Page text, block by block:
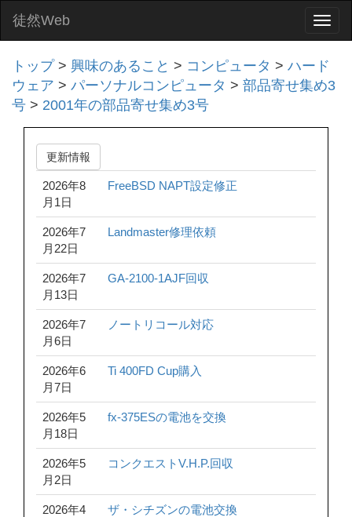
徒然Web
トップ> 興味のあること > コンピュータ > ハード
ウェア > パーソナルコンピュータ > 部品寄せ集め3
号 > 2001年の部品寄せ集め3号
更新情報
2026年8
月1日
FreeBSD NAPT設定修正
2026年7
月22日
Landmaster修理依頼
2026年7
月13日
GA-2100-1AJF回収
2026年7
月6日
ノートリコール対応
2026年6
月7日
Ti 400FD Cup購入
2026年5
月18日
fx-375ESの電池を交換
2026年5
月2日
コンクエストV.H.P.回収
2026年4
ザ・シチズンの電池交換